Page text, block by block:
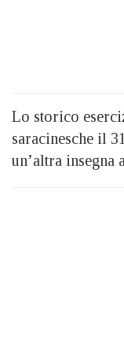
Lo storico
saracinesche il
un’altra insegna